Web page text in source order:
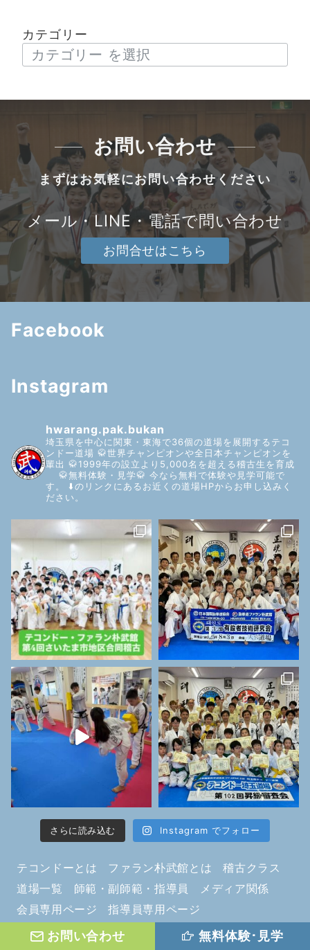
カテゴリー
お問い合わせ
まずはお気軽にお問い合わせください
メール・LINE・電話で問い合わせ
お問合せはこちら
Facebook
Instagram
hwarang.pak.bukan
埼玉県を中心に関東・東海で36個の道場を展開するテコ
ンドー道場 🥋世界チャンピオンや全日本チャンピオンを
輩出 🥋1999年の設立より5,000名を超える稽古生を育成
🥋無料体験・見学🥋 今なら無料で体験や見学可能で
す。
⬇️のリンクにあるお近くの道場HPからお申し込みく
ださい。
さらに読み込む Instagram でフォロー
テコンドーとは ファラン朴武館とは
稽古クラス
道場一覧
師範・副師範・指導員
メディア関係
会員専用ページ
指導員専用ページ
日本国際テコンドー協会
よくあるご質問（FAQ）
お問い合わせ 無料体験･見学